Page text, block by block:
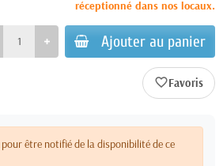
réceptionné dans nos locaux.
Ajouter au panier
favorite_border
pour être notifié de la disponibilité de ce